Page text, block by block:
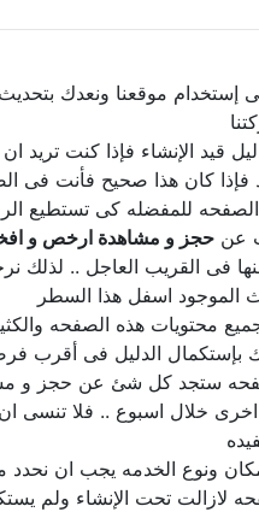
إستخدام موقعنا ونعدك
قيد الإنشاء فإذا كنت
فإذا كان هذا صحيح فأنت فى
للمفضله كى تستطيع
عن حجز و مشاهدة ارخص و
فى القريب العاجل .. لذلك
الموجود اسفل هذا السطر
محتويات هذه الصفحه
بإستكمال الدليل فى أقرب
ستجد كل شئ عن حجز و
اخرى خلال اسبوع .. فلا
ونوع الخدمه يجب ان
لازالت تحت الإنشاء ولم